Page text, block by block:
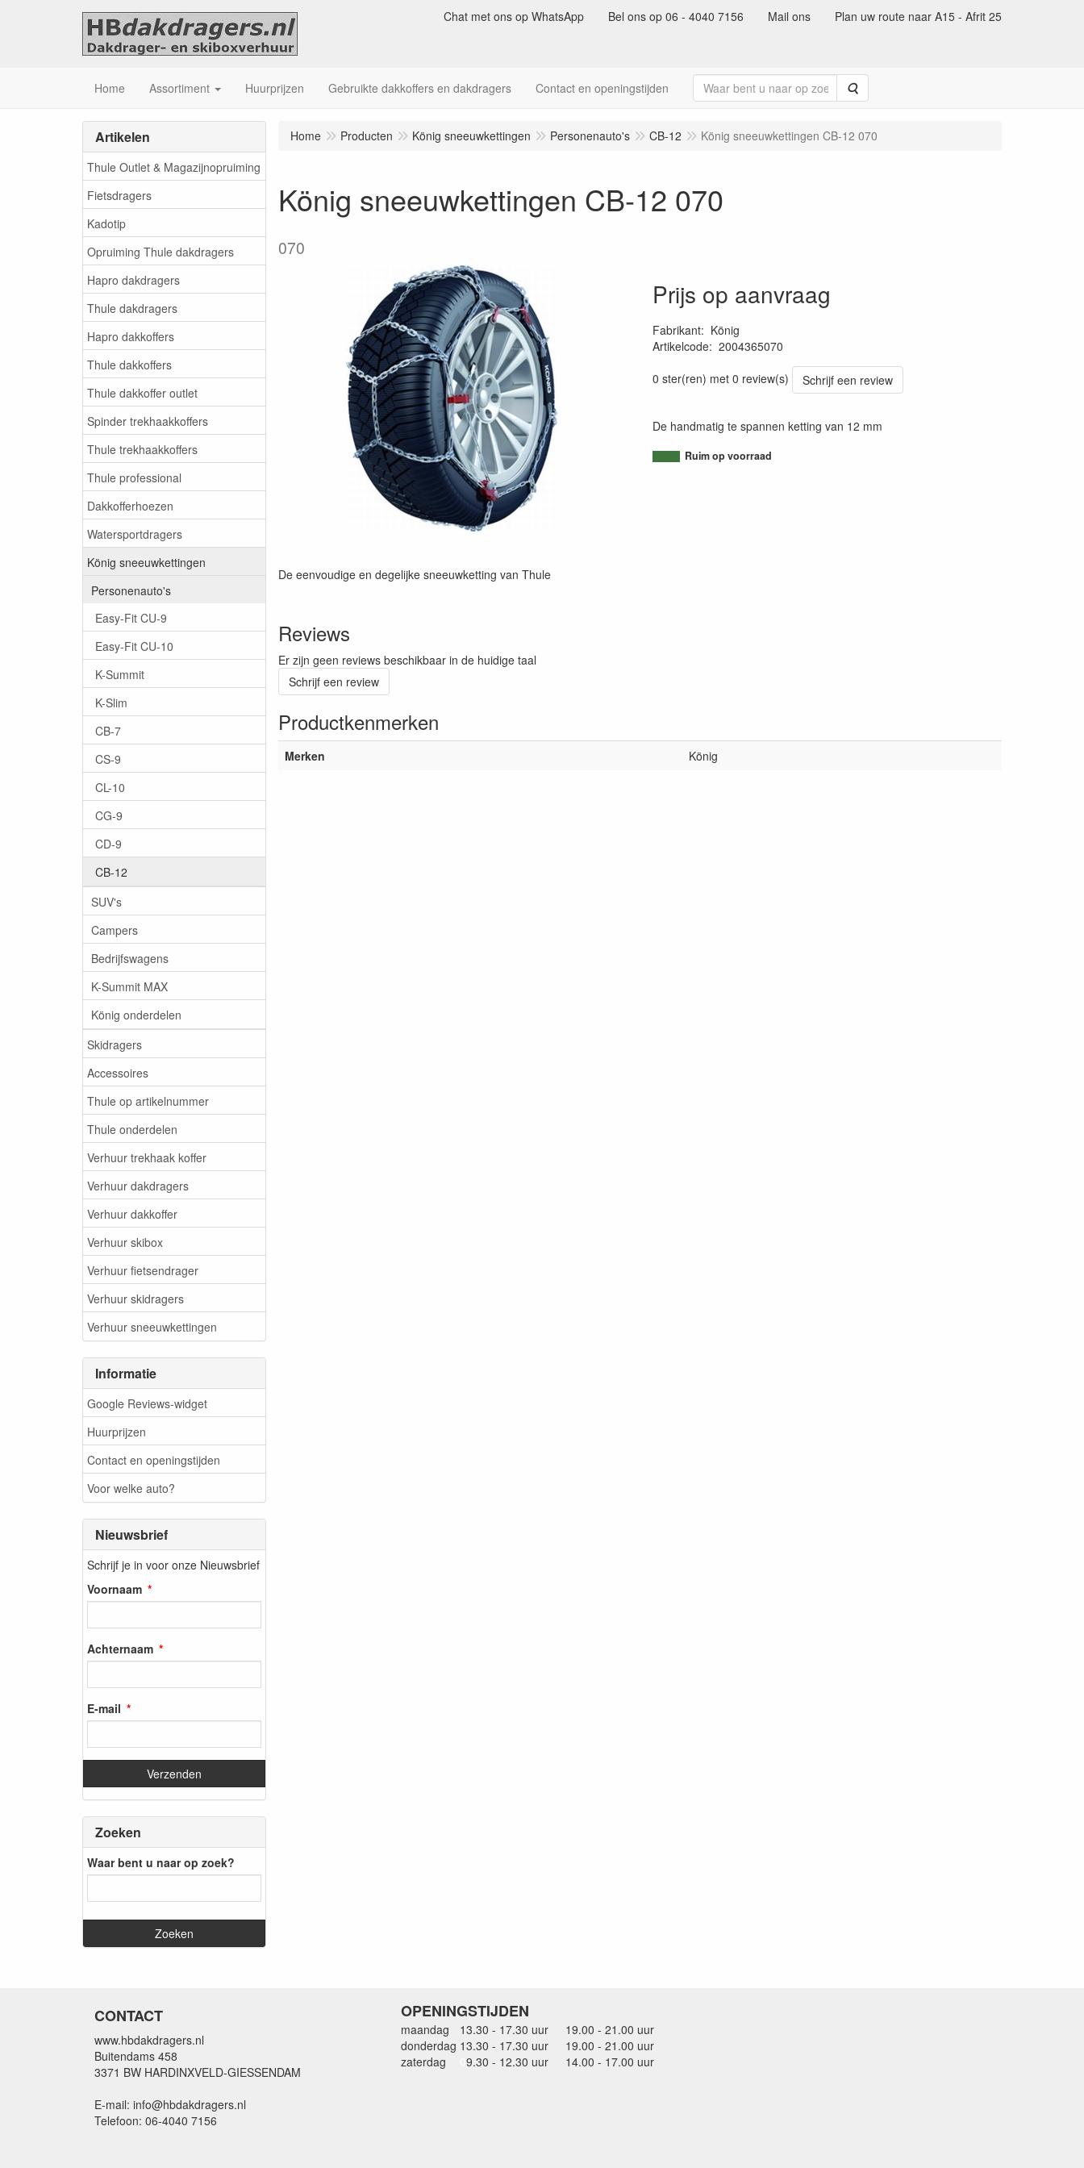
Chat met ons op WhatsApp Bel ons op 06 - 4040 7156 Mail ons Plan uw route naar A15 - Afrit 25
Home Assortiment Huurprijzen Gebruikte dakkoffers en dakdragers Contact en openingstijden Zoeken
Artikelen
Thule Outlet & Magazijnopruiming
Fietsdragers
Kadotip
Opruiming Thule dakdragers
Hapro dakdragers
Thule dakdragers
Hapro dakkoffers
Thule dakkoffers
Thule dakkoffer outlet
Spinder trekhaakkoffers
Thule trekhaakkoffers
Thule professional
Dakkofferhoezen
Watersportdragers
König sneeuwkettingen
Personenauto's
Easy-Fit CU-9
Easy-Fit CU-10
K-Summit
K-Slim
CB-7
CS-9
CL-10
CG-9
CD-9
CB-12
SUV's
Campers
Bedrijfswagens
K-Summit MAX
König onderdelen
Skidragers
Accessoires
Thule op artikelnummer
Thule onderdelen
Verhuur trekhaak koffer
Verhuur dakdragers
Verhuur dakkoffer
Verhuur skibox
Verhuur fietsendrager
Verhuur skidragers
Verhuur sneeuwkettingen
Informatie
Google Reviews-widget
Huurprijzen
Contact en openingstijden
Voor welke auto?
Nieuwsbrief
Schrijf je in voor onze Nieuwsbrief
Voornaam
Achternaam
E-mail
Zoeken
Waar bent u naar op zoek?
Home Producten König sneeuwkettingen Personenauto's CB-12 König sneeuwkettingen CB-12 070
König sneeuwkettingen CB-12 070
070
Prijs op aanvraag
Fabrikant: König
Artikelcode: 2004365070
0 ster(ren) met 0 review(s)
Schrijf een review
De handmatig te spannen ketting van 12 mm
Ruim op voorraad
De eenvoudige en degelijke sneeuwketting van Thule
Reviews
Er zijn geen reviews beschikbaar in de huidige taal
Schrijf een review
Productkenmerken
Merken König
CONTACT
www.hbdakdragers.nl
Buitendams 458
3371 BW HARDINXVELD-GIESSENDAM
E-mail: info@hbdakdragers.nl
Telefoon: 06-4040 7156
OPENINGSTIJDEN
maandag 13.30 - 17.30 uur
19.00 - 21.00 uur
donderdag 13.30 - 17.30 uur
19.00 - 21.00 uur
zaterdag
9.30 - 12.30 uur 14.00 - 17.00 uur